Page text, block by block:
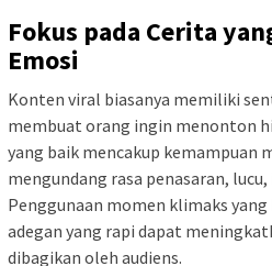
Fokus pada Cerita
Emosi
Konten viral biasanya memiliki
membuat orang ingin menonton
yang baik mencakup kemampuan
mengundang rasa penasaran,
Penggunaan momen klimaks yang
adegan yang rapi dapat
dibagikan oleh audiens.